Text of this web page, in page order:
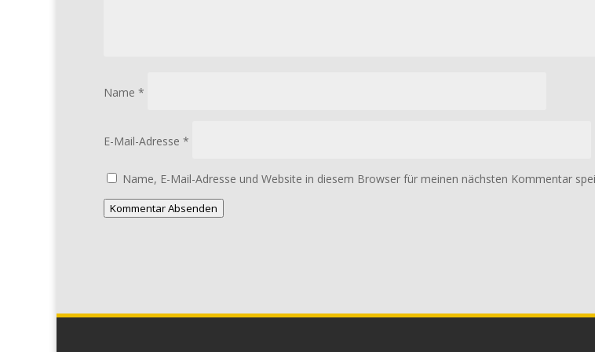
Name *
E-Mail-Adresse *
Name, E-Mail-Adresse und Website in diesem Browser für meinen nächsten Kommentar
Kommentar Absenden